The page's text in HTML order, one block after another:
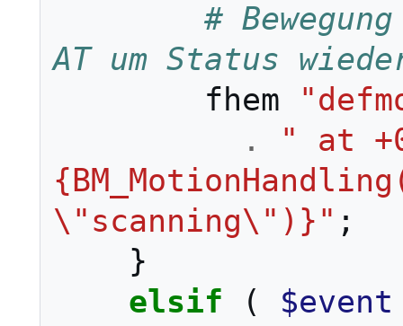
#
AT um Status
fhem
.
" at
\"scanning\")}" ;
}
elsif
( $event